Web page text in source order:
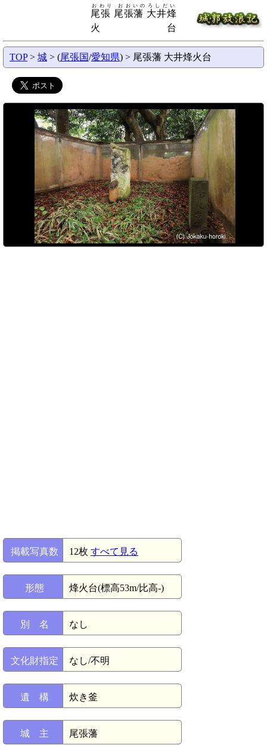
尾張 尾張藩 大井烽
火台
おわり おおいのろしだい
TOP> 城 > (尾張国/愛知県) > 尾張藩 大井烽火台
掲載写真数 12枚 すべて見る
形態 烽火台(標高53m/比高-)
別 名 なし
文化財指定 なし/不明
遺 構 炊き釜
城 主 尾張藩